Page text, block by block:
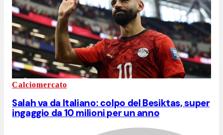
Calciomercato
Salah va da Italiano: colpo del Besiktas, super
ingaggio da 10 milioni per un anno